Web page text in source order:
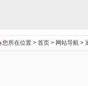
您所在位置 > 首页 > 网站导航 >